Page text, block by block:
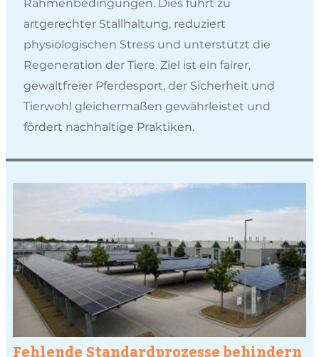
Rahmenbedingungen. Dies führt zu
artgerechter Stallhaltung, reduziert
physiologischen Stress und unterstützt die
Regeneration der Tiere. Ziel ist ein fairer,
gewaltfreier Pferdesport, der Sicherheit und
Tierwohl gleichermaßen gewährleistet und
fördert nachhaltige Praktiken.
Fehlende Standardprozesse behindern